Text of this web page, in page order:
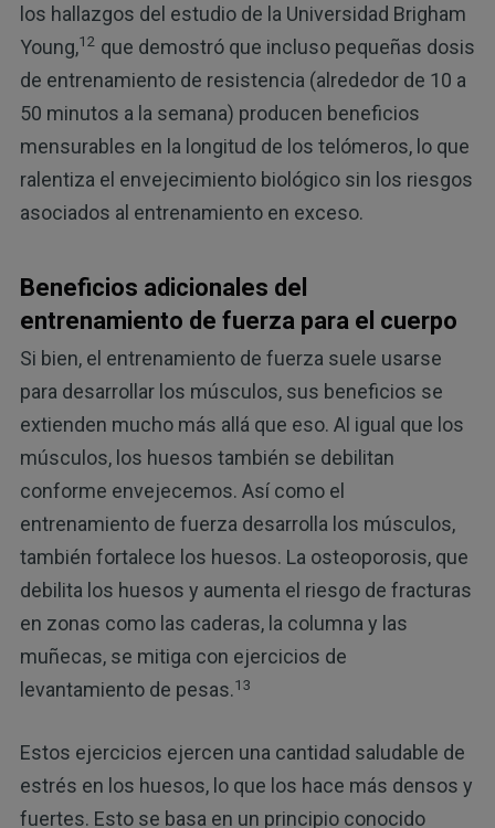
los hallazgos del estudio de la Universidad Brigham
Young,12 que demostró que incluso pequeñas dosis
de entrenamiento de resistencia (alrededor de 10 a
50 minutos a la semana) producen beneficios
mensurables en la longitud de los telómeros, lo que
ralentiza el envejecimiento biológico sin los riesgos
asociados al entrenamiento en exceso.
Beneficios adicionales del
entrenamiento de fuerza para el cuerpo
Si bien, el entrenamiento de fuerza suele usarse
para desarrollar los músculos, sus beneficios se
extienden mucho más allá que eso. Al igual que los
músculos, los huesos también se debilitan
conforme envejecemos. Así como el
entrenamiento de fuerza desarrolla los músculos,
también fortalece los huesos. La osteoporosis, que
debilita los huesos y aumenta el riesgo de fracturas
en zonas como las caderas, la columna y las
muñecas, se mitiga con ejercicios de
levantamiento de pesas.13
Estos ejercicios ejercen una cantidad saludable de
estrés en los huesos, lo que los hace más densos y
fuertes. Esto se basa en un principio conocido